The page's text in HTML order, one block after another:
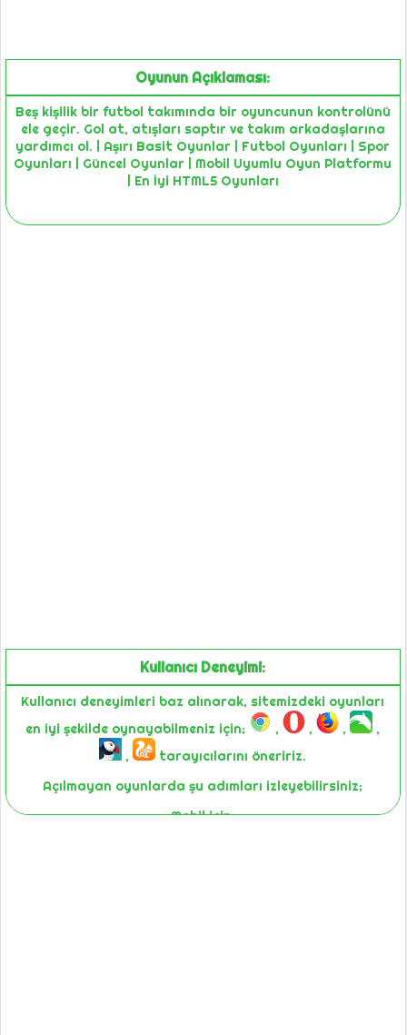
Oyunun Açıklaması:
Beş kişilik bir futbol takımında bir oyuncunun kontrolünü
ele geçir. Gol at, atışları saptır ve takım arkadaşlarına
yardımcı ol. | Aşırı Basit Oyunlar | Futbol Oyunları | Spor
Oyunları | Güncel Oyunlar | Mobil Uyumlu Oyun Platformu
| En İyi HTML5 Oyunları
Kullanıcı Deneyimi:
Kullanıcı deneyimleri baz alınarak, sitemizdeki oyunları
en iyi şekilde oynayabilmeniz için;
, , ,
,
,
tarayıcılarını öneririz.
Açılmayan oyunlarda şu adımları izleyebilirsiniz;
Mobil için;